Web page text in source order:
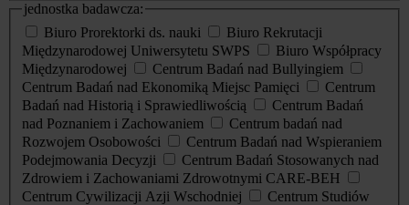
jednostka badawcza:
Biuro Prorektorki ds. nauki
Biuro Rekrutacji
Międzynarodowej Uniwersytetu SWPS
Biuro Współpracy
Międzynarodowej
Centrum Badań nad Bullyingiem
Centrum Badań nad Ekonomiką Miejsc Pamięci
Centrum
Badań nad Historią i Sprawiedliwością
Centrum Badań
nad Poznaniem i Zachowaniem
Centrum badań nad
Rozwojem Osobowości
Centrum Badań nad Wspieraniem
Podejmowania Decyzji
Centrum Badań Stosowanych nad
Zdrowiem i Zachowaniami Zdrowotnymi CARE-BEH
Centrum Cywilizacji Azji Wschodniej
Centrum Studiów